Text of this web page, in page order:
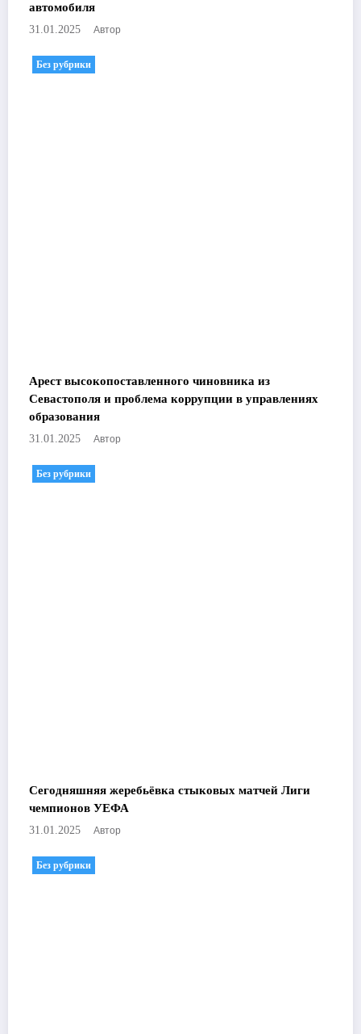
автомобиля
31.01.2025 Автор
Без рубрики
Арест высокопоставленного чиновника из
Севастополя и проблема коррупции в управлениях
образования
31.01.2025 Автор
Без рубрики
Сегодняшняя жеребьёвка стыковых матчей Лиги
чемпионов УЕФА
31.01.2025 Автор
Без рубрики